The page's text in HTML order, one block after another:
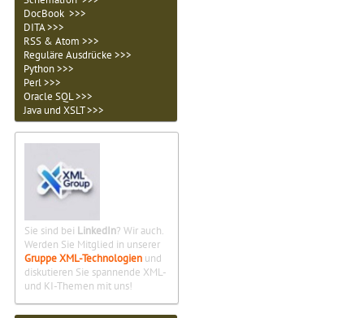
DocBook >>>
DITA >>>
RSS & Atom >>>
Reguläre Ausdrücke >>>
Python >>>
Perl >>>
Oracle SQL >>>
Java und XSLT >>>
Sie sind bei LinkedIn? Wir auch.
Werden Sie Mitglied in unserer
Gruppe XML-Technologien und
diskutieren Sie spannende XML-
und KI-Themen mit uns!